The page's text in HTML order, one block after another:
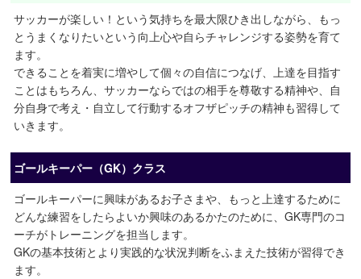
サッカーが楽しい！という気持ちを最大限ひき出しながら、もっ
とうまくなりたいという向上心や自らチャレンジする姿勢を育て
ます。
できることを着実に増やして個々の自信につなげ、上達を目指す
ことはもちろん、サッカーならではの相手を尊敬する精神や、自
分自身で考え・自立して行動するオフザピッチの精神も習得して
いきます。
ゴールキーパー（GK）クラス
ゴールキーパーに興味があるお子さまや、もっと上達するために
どんな練習をしたらよいか興味のあるかたのために、GK専門のコ
ーチがトレーニングを担当します。
GKの基本技術とより実践的な状況判断をふまえた技術が習得でき
ます。